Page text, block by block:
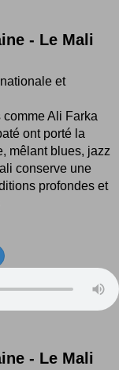
- Le Mali
et
Ali Farka
ont porté la
mêlant blues, jazz
conserve une
profondes et
- Le Mali